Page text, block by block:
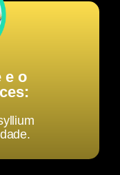
e o